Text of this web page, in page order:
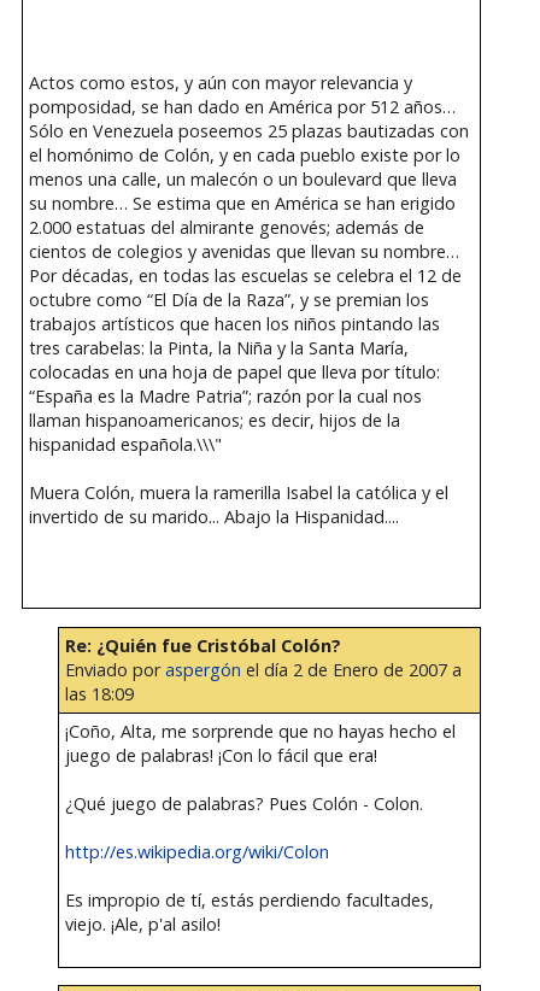
Actos como estos, y aún con mayor relevancia y
pomposidad, se han dado en América por 512 años…
Sólo en Venezuela poseemos 25 plazas bautizadas con
el homónimo de Colón, y en cada pueblo existe por lo
menos una calle, un malecón o un boulevard que lleva
su nombre… Se estima que en América se han erigido
2.000 estatuas del almirante genovés; además de
cientos de colegios y avenidas que llevan su nombre…
Por décadas, en todas las escuelas se celebra el 12 de
octubre como “El Día de la Raza”, y se premian los
trabajos artísticos que hacen los niños pintando las
tres carabelas: la Pinta, la Niña y la Santa María,
colocadas en una hoja de papel que lleva por título:
“España es la Madre Patria”; razón por la cual nos
llaman hispanoamericanos; es decir, hijos de la
hispanidad española.\\\"
Muera Colón, muera la ramerilla Isabel la católica y el
invertido de su marido... Abajo la Hispanidad....
Re: ¿Quién fue Cristóbal Colón?
Enviado poraspergón el día 2 de Enero de 2007 a
las 18:09
¡Coño, Alta, me sorprende que no hayas hecho el
juego de palabras! ¡Con lo fácil que era!
¿Qué juego de palabras? Pues Colón - Colon.
http://es.wikipedia.org/wiki/Colon
Es impropio de tí, estás perdiendo facultades,
viejo. ¡Ale, p'al asilo!